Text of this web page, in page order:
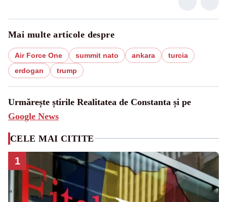
Mai multe articole despre
Air Force One summit nato ankara
turcia
erdogan
trump
Urmărește știrile Realitatea de Constanta și pe
Google News
CELE MAI CITITE
1